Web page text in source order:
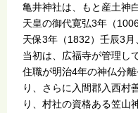
亀井神社は、もと産土神
天皇の御代寛弘3年（
天保3年（1832）壬辰3月
当初は、広福寺が管理し
住職が明治4年の神仏分
り、さらに入間郡入西村
り、村社の資格ある笠山